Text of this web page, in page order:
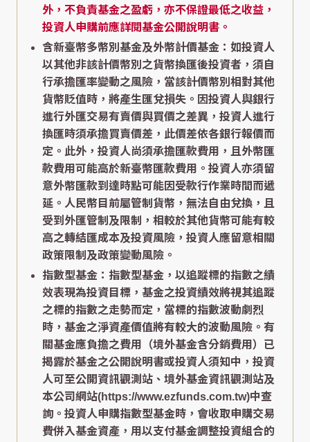
外，不負責基金之盈虧，亦不保證最低之收益，
投資人申購前應詳閱基金公開說明書。
含新臺幣多幣別基金及外幣計價基金：如投資人
以其他非該計價幣別之貨幣換匯後投資者，須自
行承擔匯率變動之風險，當該計價幣別相對其他
貨幣貶值時，將產生匯兌損失。因投資人與銀行
進行外匯交易有賣價與買價之差異，投資人進行
換匯時須承擔買賣價差，此價差依各銀行報價而
定。此外，投資人尚須承擔匯款費用，且外幣匯
款費用可能高於新臺幣匯款費用。投資人亦須留
意外幣匯款到達時點可能因受款行作業時間而遞
延。人民幣目前屬管制貨幣，無法自由兌換，且
受到外匯管制及限制，相較於其他貨幣可能有較
高之轉結匯成本及投資風險，投資人應留意相關
政策限制及政策變動風險。
指數型基金：指數型基金，以追蹤標的指數之績
效表現為投資目標，基金之投資績效將視其追蹤
之標的指數之走勢而定，當標的指數波動劇烈
時，基金之淨資產價值將有較大的波動風險。有
關基金應負擔之費用（境外基金含分銷費用）已
揭露於基金之公開說明書或投資人須知中，投資
人可至公開資訊觀測站、境外基金資訊觀測站及
本公司網站(https://www.ezfunds.com.tw)中查
詢。投資人申購指數型基金時，會收取申購交易
費併入基金資產，用以支付基金調整投資組合的